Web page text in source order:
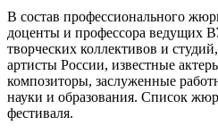
В состав профессионального
доценты и профессора ведущих
творческих коллективов и
артисты России, известные
композиторы, заслуженные
науки и образования. Список
фестиваля.